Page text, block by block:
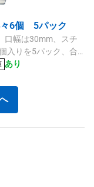
6個 5パック
口幅は30mm、スチ
入りを5パック、合
あり